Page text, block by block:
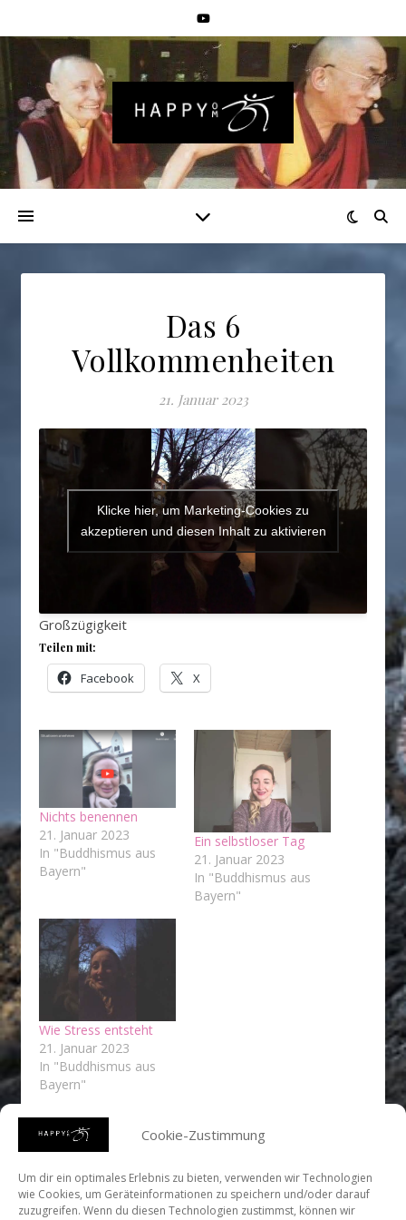
Cookie-Zustimmung
Um dir ein optimales Erlebnis zu bieten, verwenden wir Technologien
wie Cookies, um Geräteinformationen zu speichern und/oder darauf
zuzugreifen. Wenn du diesen Technologien zustimmst, können wir
Das 6
Vollkommenheiten
21. Januar 2023
Klicke hier, um Marketing-Cookies zu
akzeptieren und diesen Inhalt zu aktivieren
Großzügigkeit
Teilen mit:
Facebook X
Nichts benennen
21. Januar 2023
In "Buddhismus aus
Bayern"
Ein selbstloser Tag
21. Januar 2023
In "Buddhismus aus
Bayern"
Wie Stress entsteht
21. Januar 2023
In "Buddhismus aus
Bayern"